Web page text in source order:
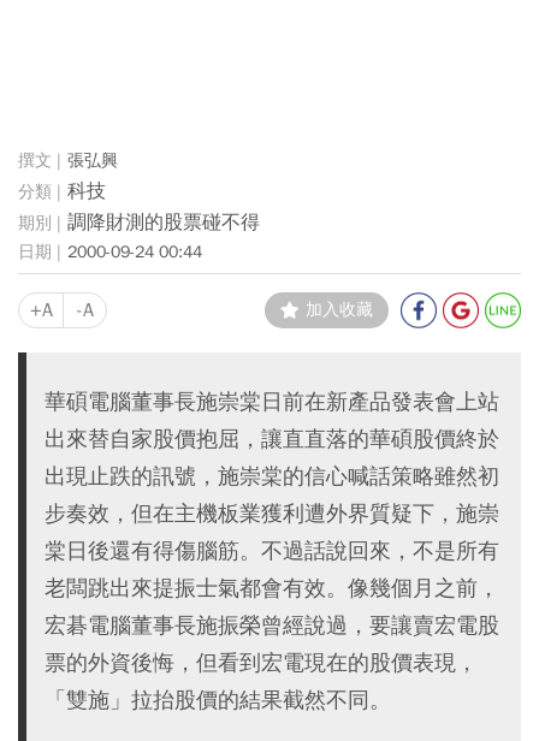
張弘興
科技
調降財測的股票碰不得
2000-09-24 00:44
+A -A 加入收藏
華碩電腦董事長施崇棠日前在新產品發表會上站
出來替自家股價抱屈，讓直直落的華碩股價終於
出現止跌的訊號，施崇棠的信心喊話策略雖然初
步奏效，但在主機板業獲利遭外界質疑下，施崇
棠日後還有得傷腦筋。不過話說回來，不是所有
老闆跳出來提振士氣都會有效。像幾個月之前，
宏碁電腦董事長施振榮曾經說過，要讓賣宏電股
票的外資後悔，但看到宏電現在的股價表現，
「雙施」拉抬股價的結果截然不同。